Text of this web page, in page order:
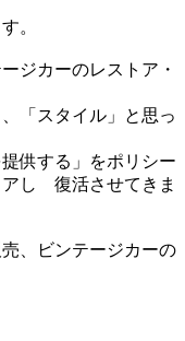
。
ジカーのレストア・
「スタイル」と思っ
供する」をポリシー
アし 復活させてきま
、ビンテージカーの